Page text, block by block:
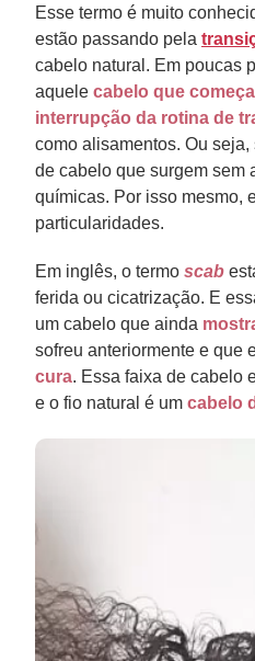
Esse termo é muito
estão passando pela
cabelo natural. Em poucas
aquele cabelo que
interrupção da rotina de
como alisamentos. Ou
de cabelo que surgem sem
químicas. Por isso mesmo,
particularidades.
Em inglês, o termo scab
ferida ou cicatrização. E
um cabelo que ainda
sofreu anteriormente e que
cura. Essa faixa de cabelo
e o fio natural é um cabelo